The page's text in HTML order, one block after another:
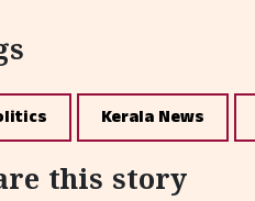
Kerala News
this story